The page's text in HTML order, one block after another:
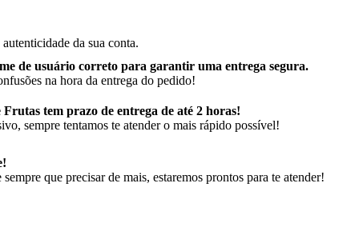
da sua conta.
de usuário correto para garantir uma entrega segura.
na hora da entrega do pedido!
Frutas tem prazo de entrega de até 2 horas!
sempre tentamos te atender o mais rápido possível!
que precisar de mais, estaremos prontos para te atender!